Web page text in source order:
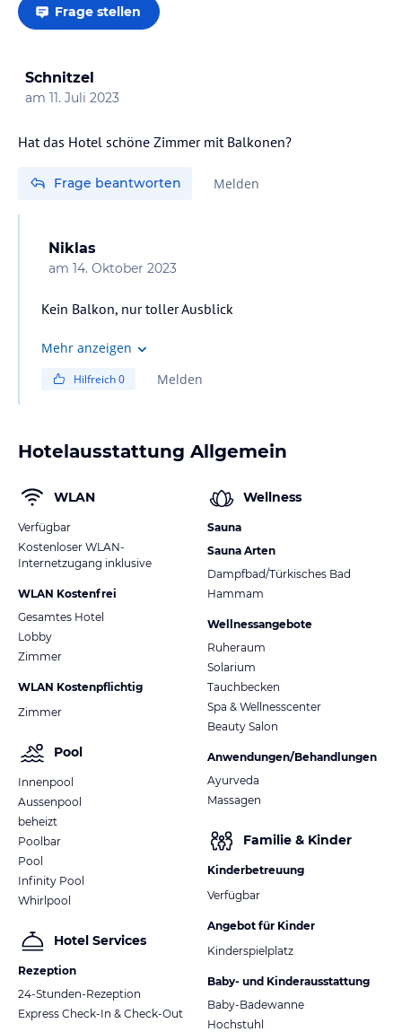
Frage stellen
Schnitzel
am 11. Juli 2023
Frage beantworten Melden
Niklas
am 14. Oktober 2023
Kein Balkon, nur toller Ausblick
Mehr anzeigen
Hilfreich0 Melden
Hotelausstattung Allgemein
WLAN
Verfügbar
Kostenloser WLAN-
Internetzugang inklusive
WLAN Kostenfrei
Gesamtes Hotel
Lobby
Zimmer
WLAN Kostenpflichtig
Zimmer
Pool
Innenpool
Aussenpool
beheizt
Poolbar
Pool
Infinity Pool
Whirlpool
Hotel Services
Rezeption
24-Stunden-Rezeption
Express Check-In & Check-Out
Wellness
Sauna
Sauna Arten
Dampfbad/Türkisches Bad
Hammam
Wellnessangebote
Ruheraum
Solarium
Tauchbecken
Spa & Wellnesscenter
Beauty Salon
Anwendungen/Behandlungen
Ayurveda
Massagen
Familie & Kinder
Kinderbetreuung
Verfügbar
Angebot für Kinder
Kinderspielplatz
Baby- und Kinderausstattung
Baby-Badewanne
Hochstuhl